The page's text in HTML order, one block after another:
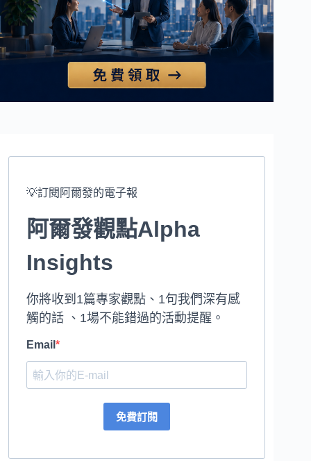
💡訂閱阿爾發的電子報
阿爾發觀點Alpha
Insights
你將收到1篇專家觀點、1句我們深有感
觸的話 、1場不能錯過的活動提醒。
Email
免費訂閱